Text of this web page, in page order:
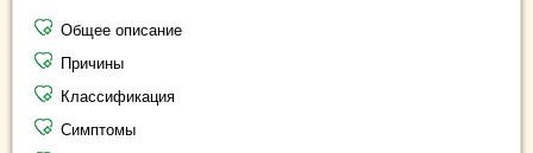
Общее описание
Причины
Классификация
Симптомы